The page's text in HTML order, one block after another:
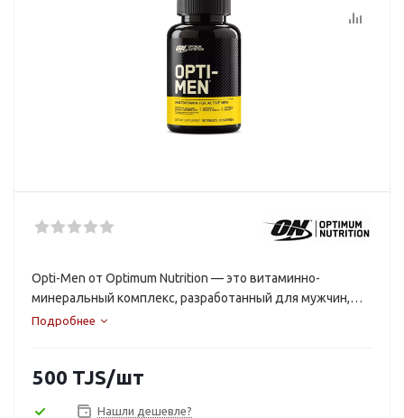
Opti-Men от Optimum Nutrition — это витаминно-
минеральный комплекс, разработанный для мужчин,
ведущих активный образ жизни, включая спортсменов.
тренировок и поддержание общего тонуса организма.
Подробнее
500 TJS/шт
Нашли дешевле?